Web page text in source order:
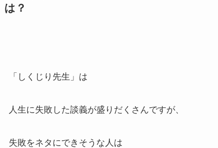
は？
「しくじり先生」は
人生に失敗した談義が盛りだくさんですが、
失敗をネタにできそうな人は